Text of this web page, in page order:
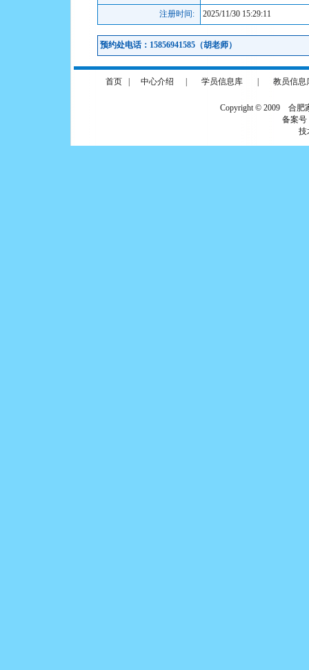
注册时间: 2025/11/30 15:29:11
预约处电话：15856941585（胡老师）
首页 中心介绍 学员信息库 教员信息
Copyright © 2009 合肥
备案号
技